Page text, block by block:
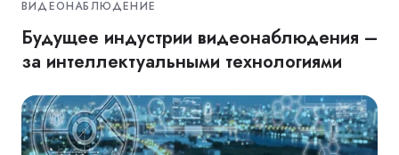
ВИДЕОНАБЛЮДЕНИЕ
Будущее индустрии видеонаблюдения –
за интеллектуальными технологиями